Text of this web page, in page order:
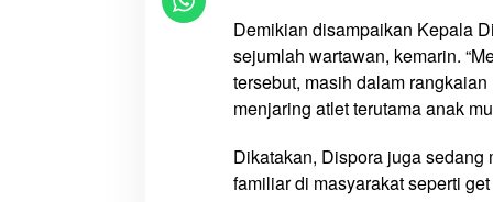
l
a
r
e
j
Demikian disampaikan Kepala
sejumlah wartawan, kemarin.
tersebut, masih dalam
menjaring atlet terutama anak
Dikatakan, Dispora juga
familiar di masyarakat seperti